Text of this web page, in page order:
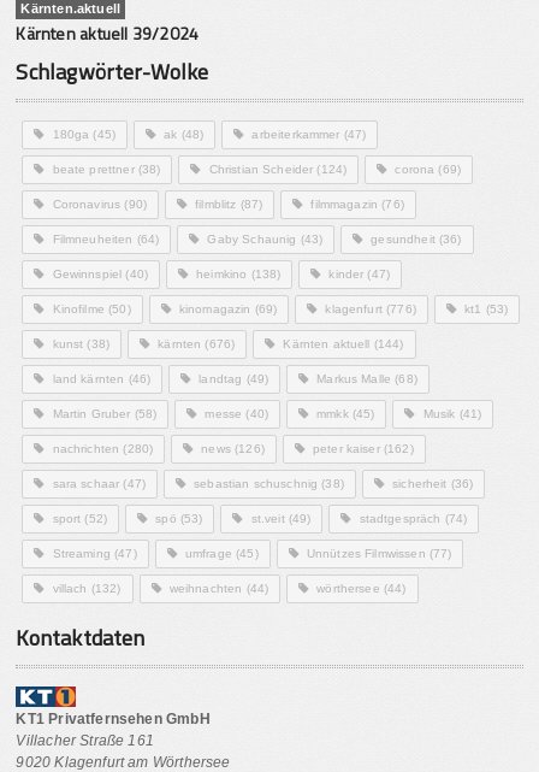
Kärnten.aktuell
Kärnten aktuell 39/2024
Schlagwörter-Wolke
180ga (45) ak (48) arbeiterkammer (47)
beate prettner(38) Christian Scheider (124) corona (69)
Coronavirus (90) filmblitz (87) filmmagazin (76)
Filmneuheiten (64) Gaby Schaunig (43) gesundheit(36)
Gewinnspiel (40) heimkino (138) kinder (47)
Kinofilme (50) kinomagazin (69) klagenfurt(776) kt1 (53)
kunst (38) kärnten (676) Kärnten aktuell (144)
land kärnten (46) landtag (49) Markus Malle (68)
Martin Gruber (58) messe (40) mmkk(45) Musik (41)
nachrichten (280) news(126) peter kaiser(162)
sara schaar (47) sebastian schuschnig (38) sicherheit (36)
sport (52) spö (53) st.veit(49) stadtgespräch (74)
Streaming (47) umfrage (45) Unnützes Filmwissen (77)
villach (132) weihnachten (44) wörthersee (44)
Kontaktdaten
KT1 Privatfernsehen GmbH
Villacher Straße 161
9020 Klagenfurt am Wörthersee